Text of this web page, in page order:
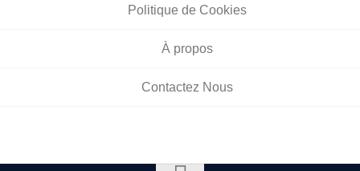
Politique de Cookies
À propos
Contactez Nous